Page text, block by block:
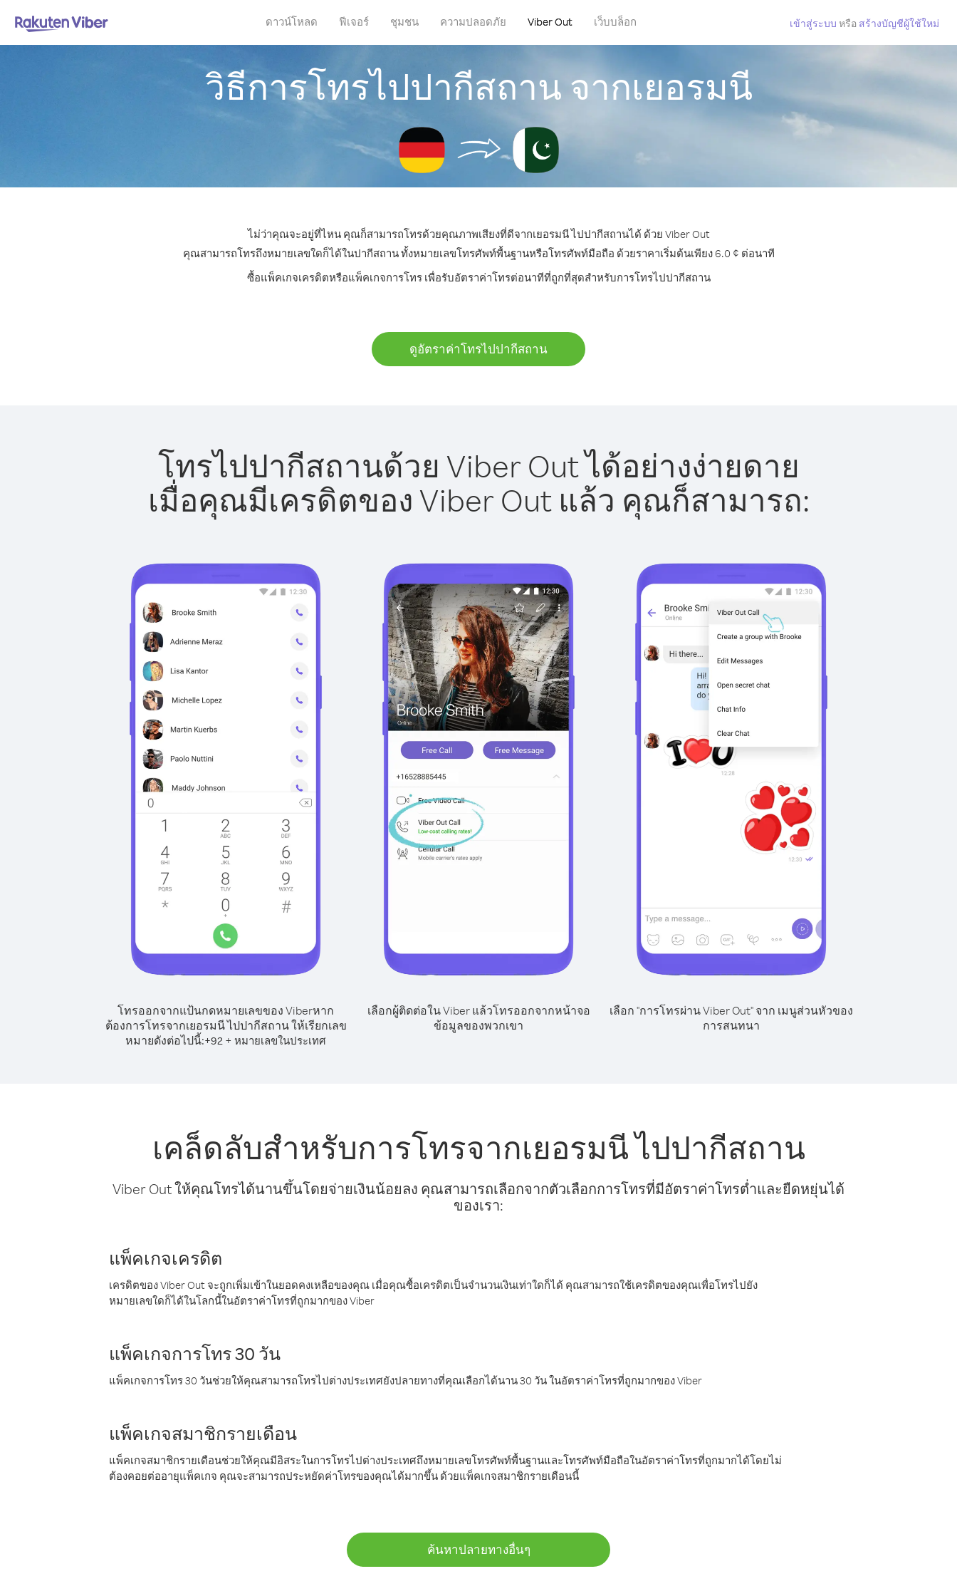
ดาวน์โหลด ฟีเจอร์ ชุมชน ความปลอดภัย Viber Out เว็บบล็อก เข้าสู่ระบบ หรือ สร้างบัญชีผู้ใช้ใหม่
วิธีการโทรไปปากีสถาน จากเยอรมนี
ไม่ว่าคุณจะอยู่ที่ไหน คุณก็สามารถโทรด้วยคุณภาพเสียงที่ดีจากเยอรมนี ไปปากีสถานได้ ด้วย Viber Out
คุณสามารถโทรถึงหมายเลขใดก็ได้ในปากีสถาน ทั้งหมายเลขโทรศัพท์พื้นฐานหรือโทรศัพท์มือถือ ด้วยราคาเริ่มต้นเพียง 6.0 ¢ ต่อนาที
ซื้อแพ็คเกจเครดิตหรือแพ็คเกจการโทร เพื่อรับอัตราค่าโทรต่อนาทีที่ถูกที่สุดสำหรับการโทรไปปากีสถาน
ดูอัตราค่าโทรไปปากีสถาน
โทรไปปากีสถานด้วย Viber Out ได้อย่างง่ายดาย
เมื่อคุณมีเครดิตของ Viber Out แล้ว คุณก็สามารถ:
โทรออกจากแป้นกดหมายเลขของ Viberหาก
ต้องการโทรจากเยอรมนี ไปปากีสถาน ให้เรียกเลข
หมายดังต่อไปนี้:+92 + หมายเลขในประเทศ
เลือกผู้ติดต่อใน Viber แล้วโทรออกจากหน้าจอ
ข้อมูลของพวกเขา
เลือก "การโทรผ่าน Viber Out" จาก เมนูส่วนหัวของ
การสนทนา
เคล็ดลับสำหรับการโทรจากเยอรมนี ไปปากีสถาน
Viber Out ให้คุณโทรได้นานขึ้นโดยจ่ายเงินน้อยลง คุณสามารถเลือกจากตัวเลือกการโทรที่มีอัตราค่าโทรต่ำและยืดหยุ่นได้
ของเรา:
แพ็คเกจเครดิต
เครดิตของ Viber Out จะถูกเพิ่มเข้าในยอดคงเหลือของคุณ เมื่อคุณซื้อเครดิตเป็นจำนวนเงินเท่าใดก็ได้ คุณสามารถใช้เครดิตของคุณเพื่อโทรไปยัง
หมายเลขใดก็ได้ในโลกนี้ในอัตราค่าโทรที่ถูกมากของ Viber
แพ็คเกจการโทร 30 วัน
แพ็คเกจการโทร 30 วันช่วยให้คุณสามารถโทรไปต่างประเทศยังปลายทางที่คุณเลือกได้นาน 30 วัน ในอัตราค่าโทรที่ถูกมากของ Viber
แพ็คเกจสมาชิกรายเดือน
แพ็คเกจสมาชิกรายเดือนช่วยให้คุณมีอิสระในการโทรไปต่างประเทศถึงหมายเลขโทรศัพท์พื้นฐานและโทรศัพท์มือถือในอัตราค่าโทรที่ถูกมากได้โดยไม่
ต้องคอยต่ออายุแพ็คเกจ คุณจะสามารถประหยัดค่าโทรของคุณได้มากขึ้น ด้วยแพ็คเกจสมาชิกรายเดือนนี้
ค้นหาปลายทางอื่นๆ